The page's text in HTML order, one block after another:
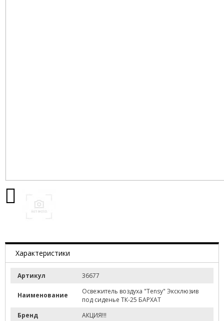
Характеристики
Артикул 36677
Наименование
Освежитель воздуха "Tensy" Эксклюзив
под сиденье ТК-25 БАРХАТ
Бренд
АКЦИЯ!!!